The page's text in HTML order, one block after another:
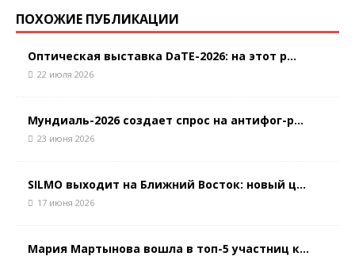
ПОХОЖИЕ ПУБЛИКАЦИИ
Оптическая выставка DaTE-2026: на этот р...
22 июля 2026
Мундиаль-2026 создает спрос на антифог-р...
23 июня 2026
SILMO выходит на Ближний Восток: новый ц...
17 июня 2026
Мария Мартынова вошла в топ-5 участниц к...